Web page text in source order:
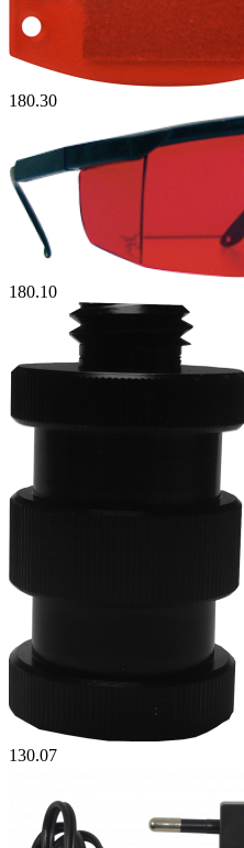
180.30
180.10
130.07